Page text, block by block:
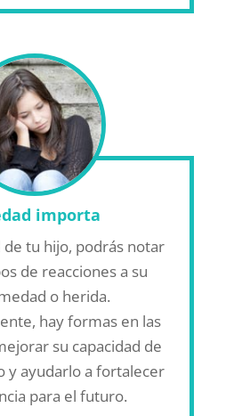
importa
de tu hijo, podrás notar
de reacciones a su
o herida.
hay formas en las
su capacidad de
y ayudarlo a fortalecer
para el futuro.